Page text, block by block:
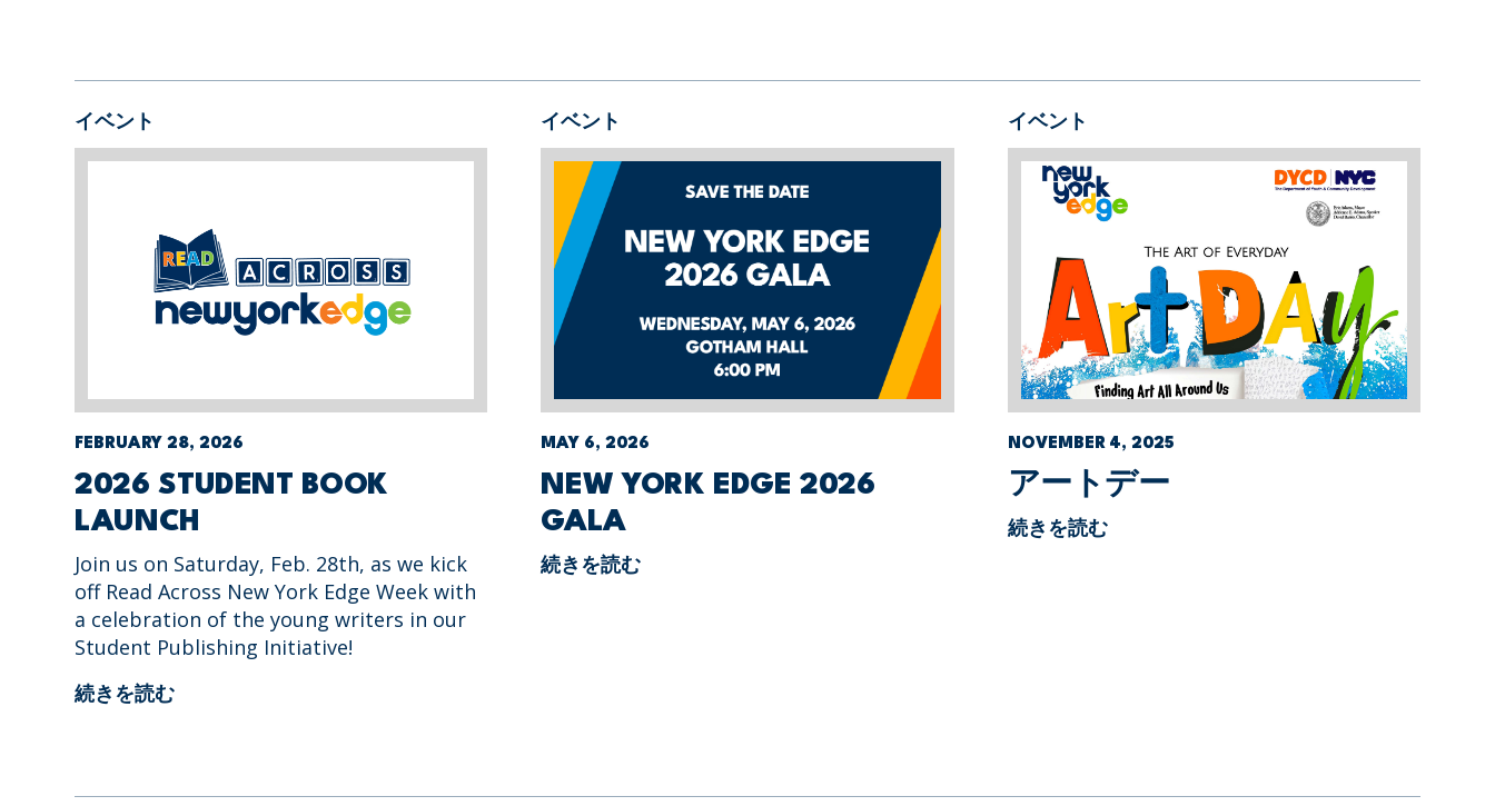
イベント
FEBRUARY 28, 2026
2026 STUDENT BOOK
LAUNCH
Join us on Saturday, Feb. 28th, as we kick
off Read Across New York Edge Week with
a celebration of the young writers in our
Student Publishing Initiative!
続きを読む
イベント
MAY 6, 2026
NEW YORK EDGE 2026
GALA
続きを読む
イベント
NOVEMBER 4, 2025
アートデー
続きを読む